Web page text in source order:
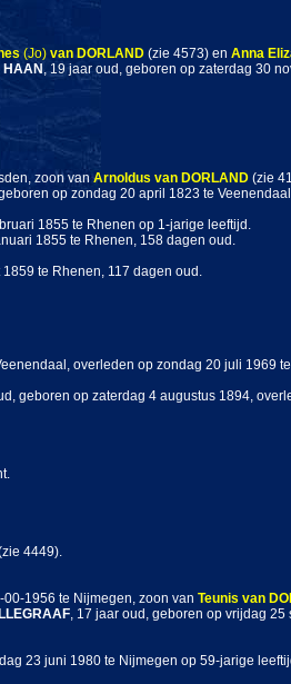
(Jo) van DORLAND (zie 4573) en Anna
HAAN , 19 jaar oud, geboren op zaterdag 30
zoon vanArnoldus van DORLAND (zie
op zondag 20 april 1823 te
1855 te Rhenen op 1-jarige leeftijd.
1855 te Rhenen, 158 dagen oud.
te Rhenen, 117 dagen oud.
overleden op zondag 20 juli 1969
geboren op zaterdag 4 augustus 1894,
4449).
1956 te Nijmegen, zoon van Teunis van
, 17 jaar oud, geboren op vrijdag
23 juni 1980 te Nijmegen op 59-jarige